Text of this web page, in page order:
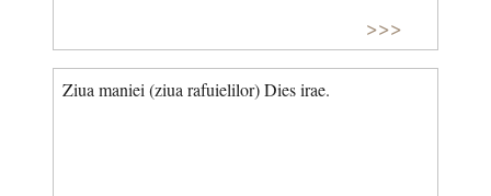
>>>
Ziua maniei (ziua rafuielilor) Dies irae.